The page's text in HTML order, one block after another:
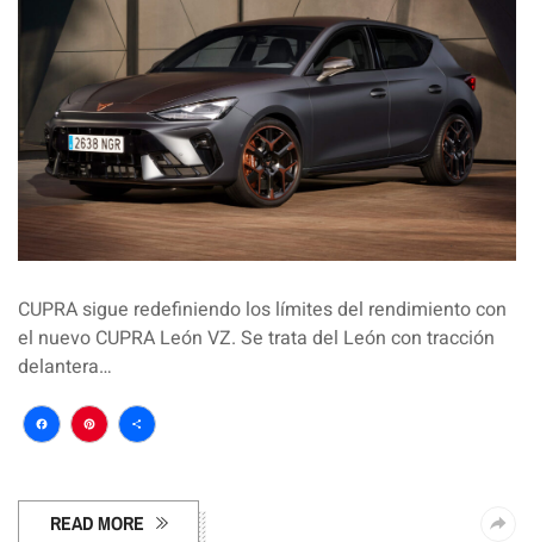
CUPRA sigue redefiniendo los límites del rendimiento con
el nuevo CUPRA León VZ. Se trata del León con tracción
delantera…
Facebook
Pinterest
Compartir
READ MORE